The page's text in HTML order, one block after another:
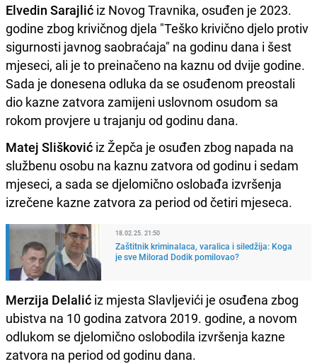
Elvedin Sarajlić iz Novog Travnika, osuđen je 2023.
godine zbog krivičnog djela "Teško krivično djelo protiv
sigurnosti javnog saobraćaja" na godinu dana i šest
mjeseci, ali je to preinačeno na kaznu od dvije godine.
Sada je donesena odluka da se osuđenom preostali
dio kazne zatvora zamijeni uslovnom osudom sa
rokom provjere u trajanju od godinu dana.
Matej Slišković iz Žepča je osuđen zbog napada na
službenu osobu na kaznu zatvora od godinu i sedam
mjeseci, a sada se djelomično oslobađa izvršenja
izrečene kazne zatvora za period od četiri mjeseca.
18.02.25. 21:50
Zaštitnik kriminalaca, varalica i siledžija: Koga
je sve Milorad Dodik pomilovao?
Merzija Delalić iz mjesta Slavljevići je osuđena zbog
ubistva na 10 godina zatvora 2019. godine, a novom
odlukom se djelomično oslobodila izvršenja kazne
zatvora na period od godinu dana.